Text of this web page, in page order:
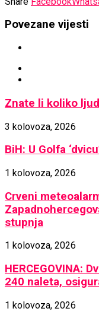
Povezane vijesti
Znate li koliko
3 kolovoza, 2026
BiH: U Golfa
1 kolovoza, 2026
Crveni
stupnja
1 kolovoza, 2026
HERCEGOVINA:
240 naleta,
1 kolovoza, 2026